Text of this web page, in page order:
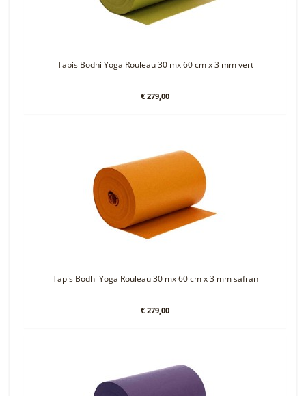
Tapis Bodhi Yoga Rouleau 30 mx 60 cm x 3 mm vert
€ 279,00
Tapis Bodhi Yoga Rouleau 30 mx 60 cm x 3 mm safran
€ 279,00